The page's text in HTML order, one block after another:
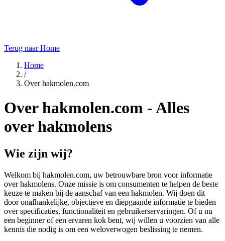
Terug naar Home
Home
/
Over hakmolen.com
Over hakmolen.com - Alles
over hakmolens
Wie zijn wij?
Welkom bij hakmolen.com, uw betrouwbare bron voor informatie
over hakmolens. Onze missie is om consumenten te helpen de beste
keuze te maken bij de aanschaf van een hakmolen. Wij doen dit
door onafhankelijke, objectieve en diepgaande informatie te bieden
over specificaties, functionaliteit en gebruikerservaringen. Of u nu
een beginner of een ervaren kok bent, wij willen u voorzien van alle
kennis die nodig is om een weloverwogen beslissing te nemen.